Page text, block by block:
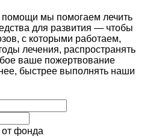
помощи мы помогаем лечить
для развития — чтобы
с которыми работаем,
лечения, распространять
ваше пожертвование
быстрее выполнять наши
от фонда